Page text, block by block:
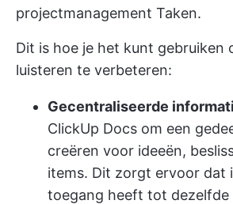
projectmanagement Taken.
Dit is hoe je het kunt gebruiken
luisteren te verbeteren:
Gecentraliseerde
ClickUp Docs om een
creëren voor ideeën,
items. Dit zorgt ervoor dat
toegang heeft tot dezelfde